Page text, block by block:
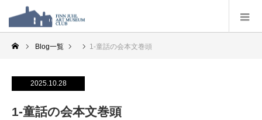
Blog一覧 1-童話の会本文巻頭
2025.10.28
1-童話の会本文巻頭